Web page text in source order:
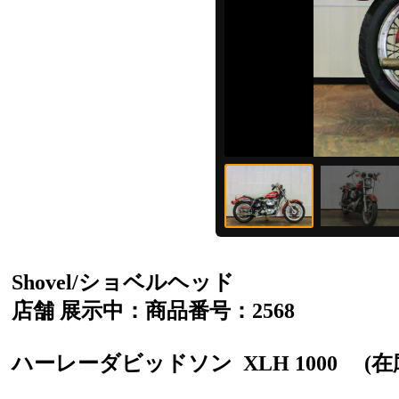
Shovel/ショベルヘッド
店舗 展示中：商品番号：2568
ハーレーダビッドソン XLH 1000 (在